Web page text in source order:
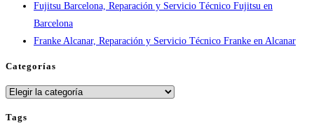
Fujitsu Barcelona, Reparación y Servicio Técnico Fujitsu en
Barcelona
Franke Alcanar, Reparación y Servicio Técnico Franke en Alcanar
Categorías
Categorías
Tags